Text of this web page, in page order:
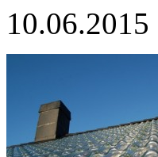
10.06.2015